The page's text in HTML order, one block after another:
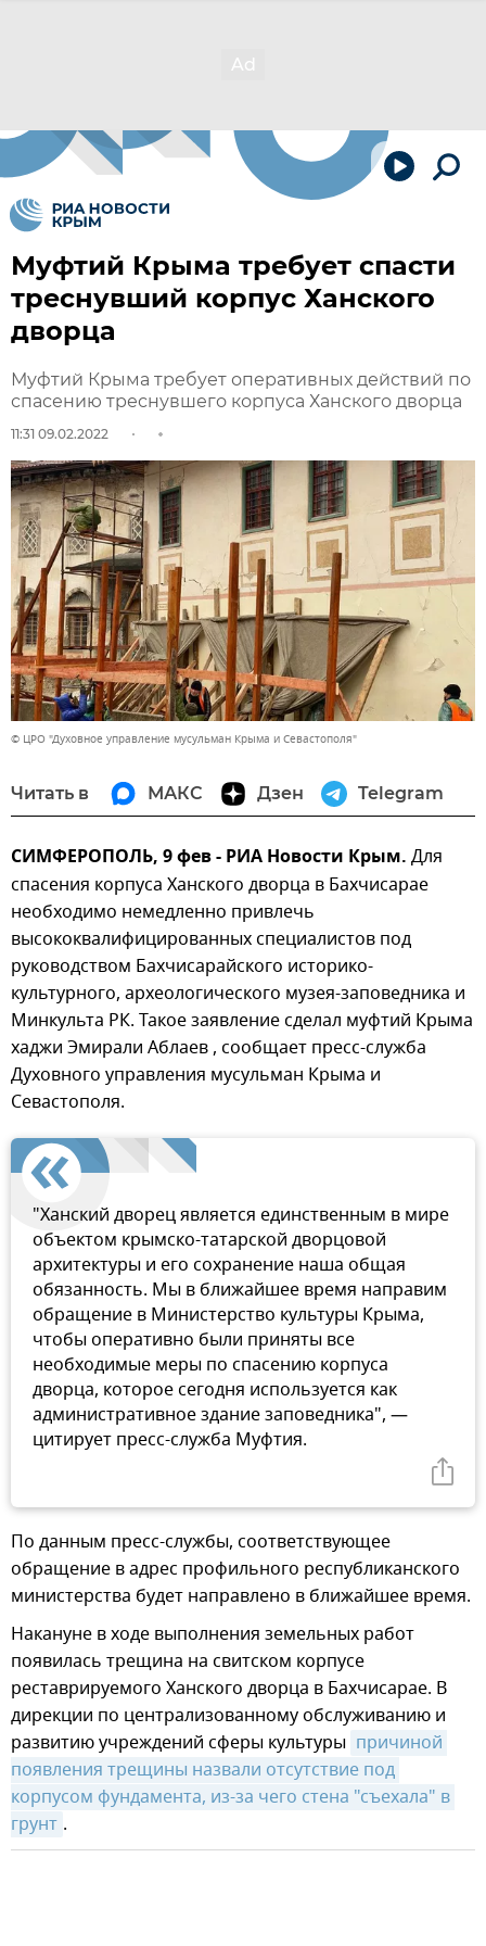
Муфтий Крыма требует спасти
треснувший корпус Ханского
дворца
Муфтий Крыма требует оперативных действий по
спасению треснувшего корпуса Ханского дворца
11:31 09.02.2022
© ЦРО "Духовное управление мусульман Крыма и Севастополя"
Читать в МАКС Дзен Telegram
СИМФЕРОПОЛЬ, 9 фев - РИА Новости Крым. Для
спасения корпуса Ханского дворца в Бахчисарае
необходимо немедленно привлечь
высококвалифицированных специалистов под
руководством Бахчисарайского историко-
культурного, археологического музея-заповедника и
Минкульта РК. Такое заявление сделал муфтий Крыма
хаджи Эмирали Аблаев , сообщает пресс-служба
Духовного управления мусульман Крыма и
Севастополя.
"Ханский дворец является единственным в мире
объектом крымско-татарской дворцовой
архитектуры и его сохранение наша общая
обязанность. Мы в ближайшее время направим
обращение в Министерство культуры Крыма,
чтобы оперативно были приняты все
необходимые меры по спасению корпуса
дворца, которое сегодня используется как
административное здание заповедника", —
цитирует пресс-служба Муфтия.
По данным пресс-службы, соответствующее
обращение в адрес профильного республиканского
министерства будет направлено в ближайшее время.
Накануне в ходе выполнения земельных работ
появилась трещина на свитском корпусе
реставрируемого Ханского дворца в Бахчисарае. В
дирекции по централизованному обслуживанию и
развитию учреждений сферы культуры причиной
появления трещины назвали отсутствие под
корпусом фундамента, из-за чего стена "съехала" в
грунт .